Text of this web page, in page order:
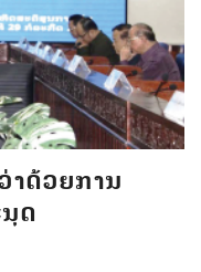
າດ້ວຍການ
ດ